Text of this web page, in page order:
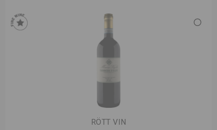
RÖTT VIN